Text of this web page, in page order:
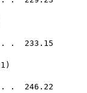
233.15
)
246.22